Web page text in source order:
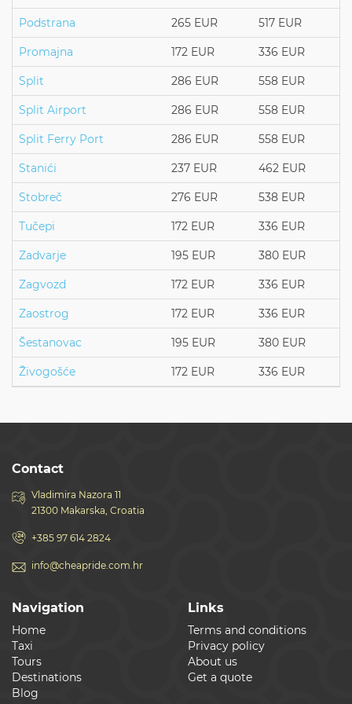
Podstrana 265 EUR 517 EUR
Promajna 172 EUR 336 EUR
Split 286 EUR 558 EUR
Split Airport 286 EUR 558 EUR
Split Ferry Port 286 EUR 558 EUR
Stanići 237 EUR 462 EUR
Stobreč 276 EUR 538 EUR
Tučepi 172 EUR 336 EUR
Zadvarje 195 EUR 380 EUR
Zagvozd 172 EUR 336 EUR
Zaostrog 172 EUR 336 EUR
Šestanovac 195 EUR 380 EUR
Živogošće 172 EUR 336 EUR
Contact
Vladimira Nazora 11
21300 Makarska, Croatia
+385 97 614 2824
info@cheapride.com.hr
Navigation
Home
Taxi
Tours
Destinations
Blog
Links
Terms and conditions
Privacy policy
About us
Get a quote